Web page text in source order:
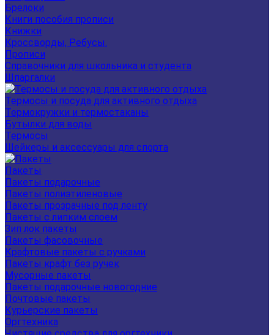
Брелоки
Книги пособия прописи
Книжки
Кроссворды, Ребусы.
Прописи
Справочники для школьника и студента
Шпаргалки
Термосы и посуда для активного отдыха
Термокружки и термостаканы
Бутылки для воды
Термосы
Шейкеры и аксессуары для спорта
Пакеты
Пакеты подарочные
Пакеты полиэтиленовые
Пакеты прозрачные под ленту
Пакеты с липким слоем
Зип лок пакеты
Пакеты фасовочные
Крафтовые пакеты с ручками
Пакеты крафт без ручек
Мусорные пакеты
Пакеты подарочные новогодние
Почтовые пакеты
Курьерские пакеты
Оргтехника